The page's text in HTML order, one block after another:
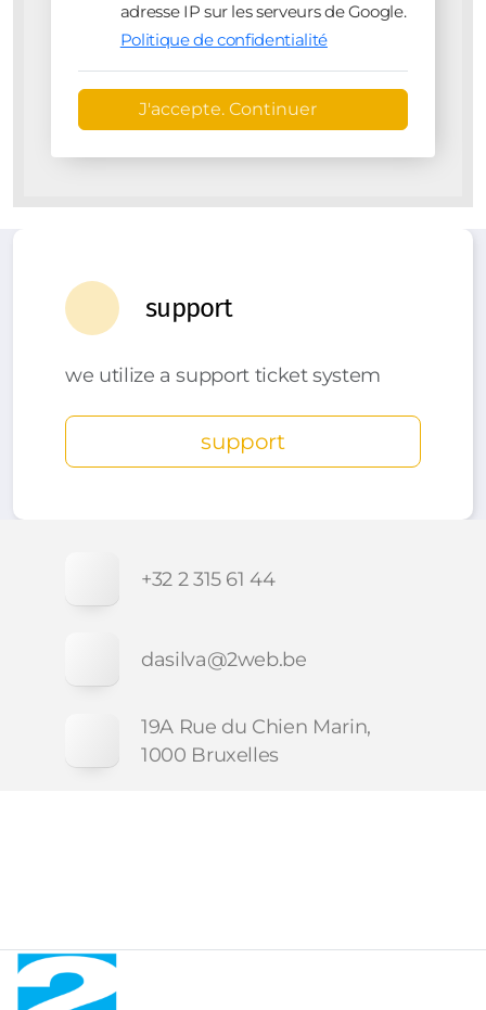
adresse IP sur les serveurs de Google.
Politique de confidentialité
J'accepte. Continuer
support
we utilize a support ticket system
support
+32 2 315 61 44
dasilva@2web.be
19A Rue du Chien Marin,
1000 Bruxelles